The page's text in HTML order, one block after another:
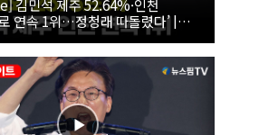
김민석 제주 52.64%·인천
연속 1위…정청래 따돌렸다’ |
불어민주당 당대표·최고위원 후
동연설회